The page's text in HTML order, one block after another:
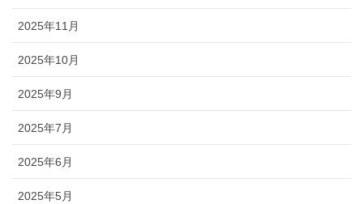
2025年11月
2025年10月
2025年9月
2025年7月
2025年6月
2025年5月